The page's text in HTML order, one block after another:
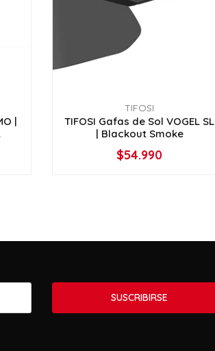
|
TIFOSI
TIFOSI Gafas de Sol VOGEL SL
| Blackout Smoke
+
$54.990
SUSCRIBIRSE